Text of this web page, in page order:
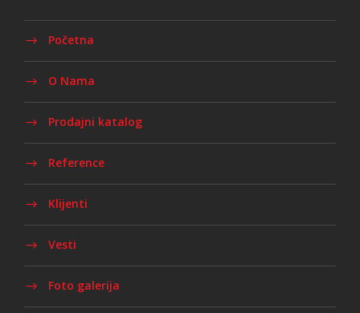
Početna
O Nama
Prodajni katalog
Reference
Klijenti
Vesti
Foto galerija